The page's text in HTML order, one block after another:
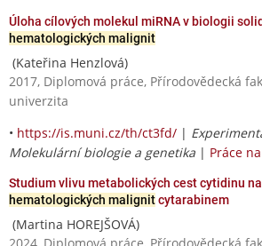
Úloha cílových molekul miRNA v biologii
hematologických malignit
(Kateřina Henzlová)
2017, Diplomová práce, Přírodovědecká
univerzita
• https://is.muni.cz/th/ct3fd/ |
Molekulární biologie a genetika | Práce
Studium vlivu metabolických cest cytidinu
hematologických malignitcytarabinem
(Martina HOREJŠOVÁ)